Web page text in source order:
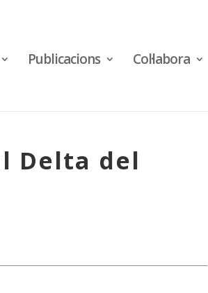
Publicacions Col·labora
Delta del